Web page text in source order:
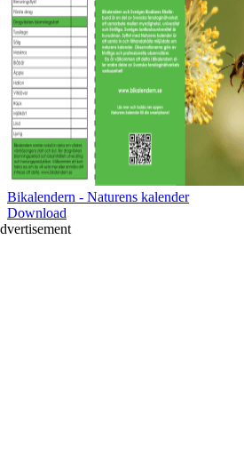
Bikalendern - Naturens kalender
Download